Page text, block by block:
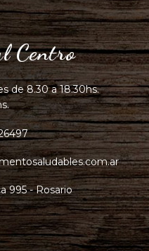
Centro
de 8.30 a 18.30hs.
995 - Rosario